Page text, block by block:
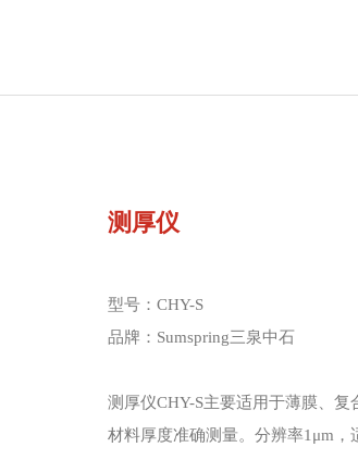
测厚仪
型号：CHY-S
品牌：Sumspring三泉中石
测厚仪CHY-S主要适用于薄膜、
材料厚度准确测量。分辨率1μm，